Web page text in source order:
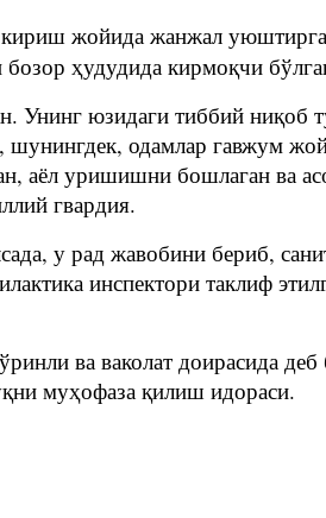
жойида жанжал
ҳудудида кирмоқчи
Унинг юзидаги тиббий
одамлар гавжум
уришишни бошлаган ва
гвардия.
у рад жавобини бериб,
инспектори таклиф
ва ваколат доирасида
муҳофаза қилиш идораси.